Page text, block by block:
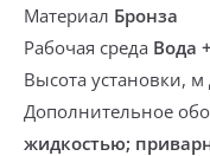
Материал Бронза
Рабочая среда Вода
Высота установки, м
Дополнительное
жидкостью;